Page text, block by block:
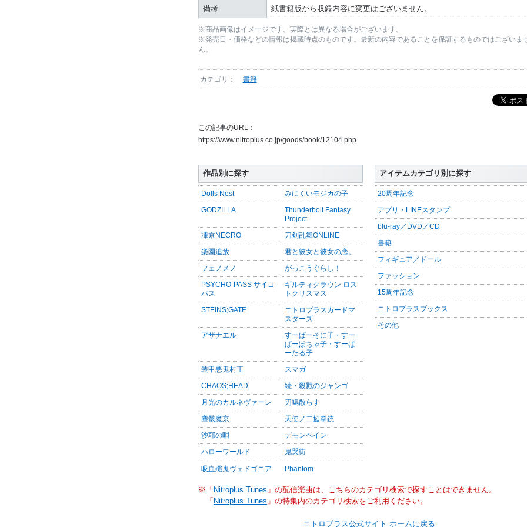
備考 紙書籍版から収録内容に変更はございません。
※商品画像はイメージです。実際とは異なる場合がございます。
※発売日・価格などの情報は掲載時点のものです。最新の内容であることを保証するものではございま
ん。
カテゴリ： 書籍
この記事のURL：
https://www.nitroplus.co.jp/goods/book/12104.php
作品別に探す
Dolls Nest みにくいモジカの子
GODZILLA
Thunderbolt Fantasy
Project
凍京NECRO 刀剣乱舞ONLINE
楽園追放 君と彼女と彼女の恋。
フェノメノ がっこうぐらし！
PSYCHO-PASS サイコ
パス
ギルティクラウン ロス
トクリスマス
STEINS;GATE
ニトロプラスカードマ
スターズ
アザナエル
すーぱーそに子・すー
ぱーぽちゃ子・すーぱ
ーたる子
装甲悪鬼村正 スマガ
CHAOS;HEAD 続・殺戮のジャンゴ
月光のカルネヴァーレ 刃鳴散らす
塵骸魔京 天使ノ二挺拳銃
沙耶の唄 デモンベイン
ハローワールド 鬼哭街
吸血殲鬼ヴェドゴニア Phantom
アイテムカテゴリ別に探す
20周年記念
アプリ・LINEスタンプ
blu-ray／DVD／CD
書籍
フィギュア／ドール
ファッション
15周年記念
ニトロプラスブックス
その他
※「 Nitroplus Tunes 」の配信楽曲は、こちらのカテゴリ検索で探すことはできません。
「 Nitroplus Tunes 」の特集内のカテゴリ検索をご利用ください。
ニトロプラス公式サイト ホームに戻る